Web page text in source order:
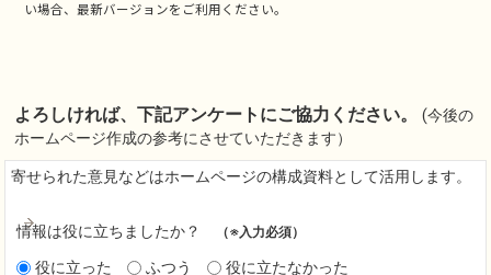
い場合、最新バージョンをご利用ください。